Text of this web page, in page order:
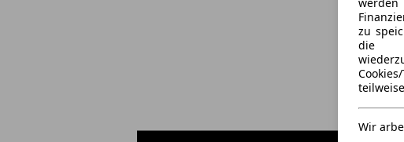
zu
die
Wir